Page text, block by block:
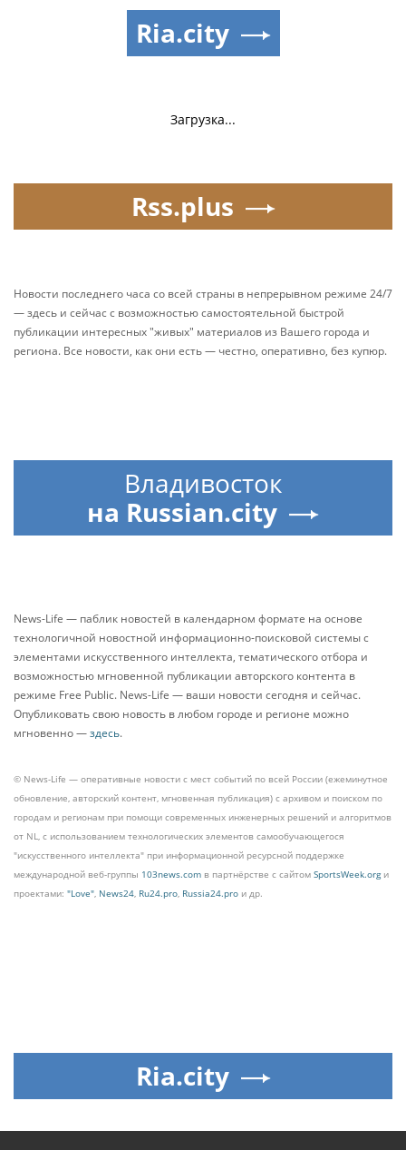
Загрузка...
Ria.city
Rss.plus
Новости последнего часа со всей страны в непрерывном режиме 24/7
— здесь и сейчас с возможностью самостоятельной быстрой
публикации интересных "живых" материалов из Вашего города и
региона. Все новости, как они есть — честно, оперативно, без купюр.
Владивосток
на Russian.city
News-Life — паблик новостей в календарном формате на основе
технологичной новостной информационно-поисковой системы с
элементами искусственного интеллекта, тематического отбора и
возможностью мгновенной публикации авторского контента в
режиме Free Public. News-Life — ваши новости сегодня и сейчас.
Опубликовать свою новость в любом городе и регионе можно
мгновенно —здесь.
© News-Life — оперативные новости с мест событий по всей России (ежеминутное
обновление, авторский контент, мгновенная публикация) с архивом и поиском по
городам и регионам при помощи современных инженерных решений и алгоритмов
от NL, с использованием технологических элементов самообучающегося
"искусственного интеллекта" при информационной ресурсной поддержке
международной веб-группы 103news.com в партнёрстве с сайтом SportsWeek.orgи
проектами: "Love", News24, Ru24.pro, Russia24.pro и др.
Ria.city